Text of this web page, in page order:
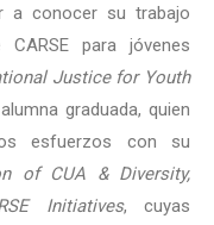
a conocer su trabajo
para jóvenes
Justice for Youth
graduada, quien
esfuerzos con su
of CUA & Diversity,
Initiatives, cuyas